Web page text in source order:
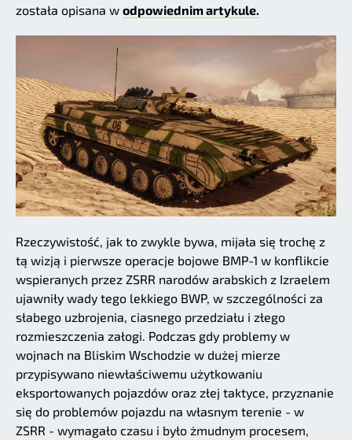
została opisana w odpowiednim artykule.
Rzeczywistość, jak to zwykle bywa, mijała się trochę z
tą wizją i pierwsze operacje bojowe BMP-1 w konflikcie
wspieranych przez ZSRR narodów arabskich z Izraelem
ujawniły wady tego lekkiego BWP, w szczególności za
słabego uzbrojenia, ciasnego przedziału i złego
rozmieszczenia załogi. Podczas gdy problemy w
wojnach na Bliskim Wschodzie w dużej mierze
przypisywano niewłaściwemu użytkowaniu
eksportowanych pojazdów oraz złej taktyce, przyznanie
się do problemów pojazdu na własnym terenie - w
ZSRR - wymagało czasu i było żmudnym procesem,